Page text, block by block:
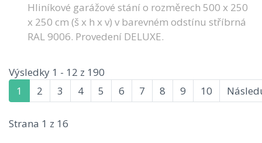
Hliníkové garážové stání o rozměrech 500 x 250
x 250 cm (š x h x v) v barevném odstínu stříbrná
RAL 9006. Provedení DELUXE.
Výsledky 1 - 12 z 190
1
2 3 4 5 6 7 8 9 10
Strana 1 z 16